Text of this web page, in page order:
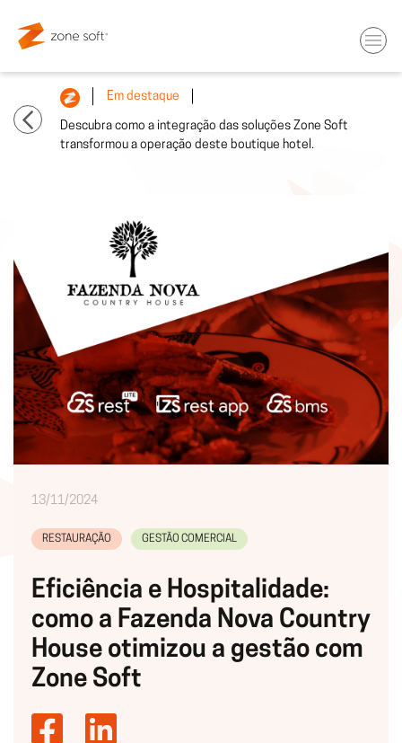
Em destaque
Descubra como a integração das soluções Zone Soft
transformou a operação deste boutique hotel.
13/11/2024
RESTAURAÇÃO GESTÃO COMERCIAL
Eficiência e Hospitalidade:
como a Fazenda Nova Country
House otimizou a gestão com
Zone Soft